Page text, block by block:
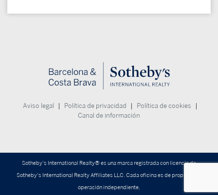
Aviso legal Política de privacidad Política de cookies
Canal de información
Sotheby's International Realty® es una marca registrada con licencia de
Sotheby's International Realty Affiliates LLC. Cada oficina es de propiedad y
operación independiente.